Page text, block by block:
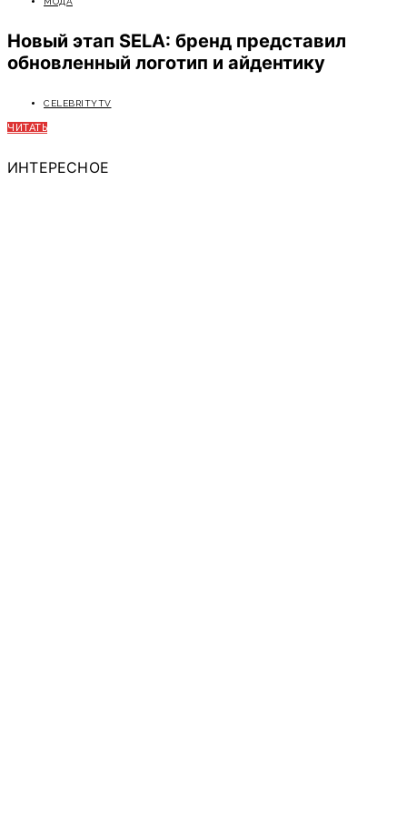
Новый этап SELA: бренд представил
обновленный логотип и айдентику
CELEBRITYTV
ЧИТАТЬ
ИНТЕРЕСНОЕ